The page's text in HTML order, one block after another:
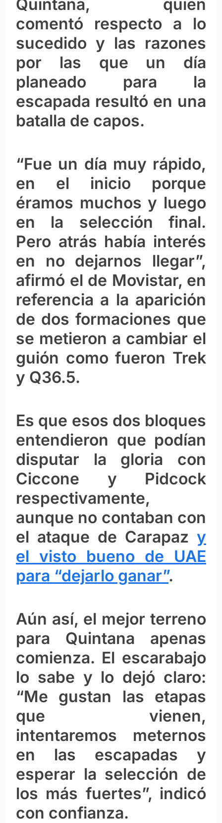
Quintana, quien
comentó respecto a lo
sucedido y las razones
por las que un día
planeado para la
escapada resultó en una
batalla de capos.
“Fue un día muy rápido,
en el inicio porque
éramos muchos y luego
en la selección final.
Pero atrás había interés
en no dejarnos llegar”,
afirmó el de Movistar, en
referencia a la aparición
de dos formaciones que
se metieron a cambiar el
guión como fueron Trek
y Q36.5.
Es que esos dos bloques
entendieron que podían
disputar la gloria con
Ciccone y Pidcock
respectivamente,
aunque no contaban con
el ataque de Carapaz y
el visto bueno de UAE
para “dejarlo ganar”.
Aún así, el mejor terreno
para Quintana apenas
comienza. El escarabajo
lo sabe y lo dejó claro:
“Me gustan las etapas
que vienen,
intentaremos meternos
en las escapadas y
esperar la selección de
los más fuertes”, indicó
con confianza.